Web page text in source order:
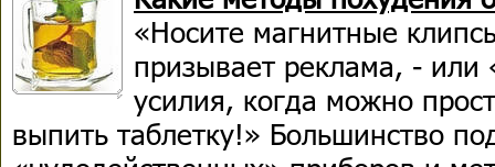
«Носите магнитные
призывает реклама, - или
усилия, когда можно
выпить таблетку!» Большинство